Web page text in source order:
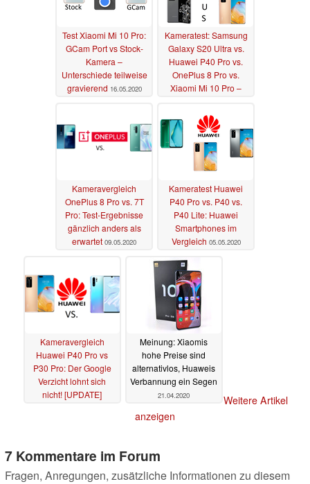
Test Xiaomi Mi 10 Pro:
GCam Port vs Stock-
Kamera –
Unterschiede teilweise
gravierend 16.05.2020
Kameratest: Samsung
Galaxy S20 Ultra vs.
Huawei P40 Pro vs.
OnePlus 8 Pro vs.
Xiaomi Mi 10 Pro –
Samsung 12.05.2020
Kameravergleich
OnePlus 8 Pro vs. 7T
Pro: Test-Ergebnisse
gänzlich anders als
erwartet 09.05.2020
Kameratest Huawei
P40 Pro vs. P40 vs.
P40 Lite: Huawei
Smartphones im
Vergleich 05.05.2020
Kameravergleich
Huawei P40 Pro vs
P30 Pro: Der Google
Verzicht lohnt sich
nicht! [UPDATE]
Meinung: Xiaomis
hohe Preise sind
alternativlos, Huaweis
Verbannung ein Segen
21.04.2020
Weitere Artikel
anzeigen
7 Kommentare im Forum
Fragen, Anregungen, zusätzliche Informationen zu diesem